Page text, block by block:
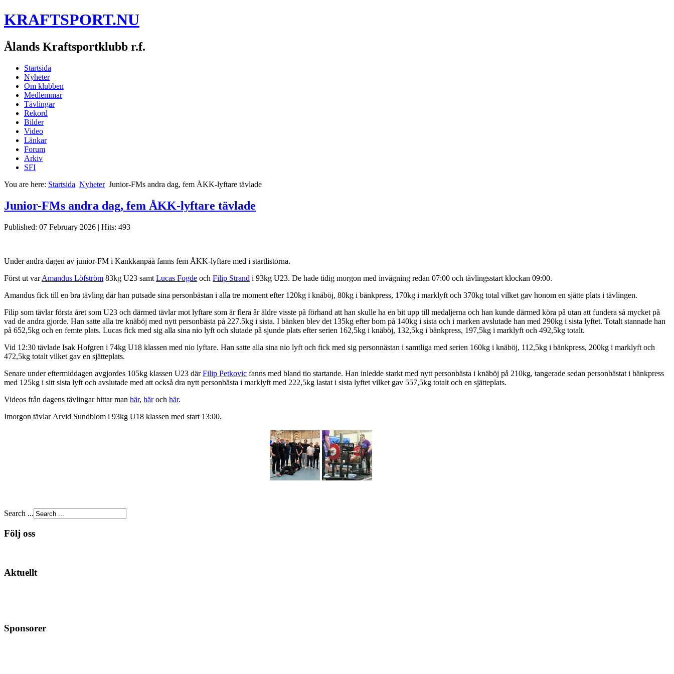
KRAFTSPORT.NU
Ålands Kraftsportklubb r.f.
Startsida
Nyheter
Om klubben
Medlemmar
Tävlingar
Rekord
Bilder
Video
Länkar
Forum
Arkiv
SFI
You are here: Startsida Nyheter Junior-FMs andra dag, fem ÅKK-lyftare tävlade
Junior-FMs andra dag, fem ÅKK-lyftare tävlade
Published: 07 February 2026 | Hits: 493
Under andra dagen av junior-FM i Kankkanpää fanns fem ÅKK-lyftare med i startlistorna.
Först ut varAmandus Löfström 83kg U23 samt Lucas Fogde och Filip Strand i 93kg U23. De hade tidig morgon med invägning redan 07:00 och tävlingsstart klockan 09:00.
Amandus fick till en bra tävling där han putsade sina personbästan i alla tre moment efter 120kg i knäböj, 80kg i bänkpress, 170kg i marklyft och 370kg total vilket gav honom en sjätte plats i tävlingen.
Filip som tävlar första året som U23 och därmed tävlar mot lyftare som är flera år äldre visste på förhand att han skulle ha en bit upp till medaljerna och han kunde därmed köra på utan att fundera så mycket på
vad de andra gjorde. Han satte alla tre knäböj med nytt personbästa på 227.5kg i sista. I bänken blev det 135kg efter bom på 140kg i sista och i marken avslutade han med 290kg i sista lyftet. Totalt stannade han
på 652,5kg och en femte plats. Lucas fick med sig alla sina nio lyft och slutade på sjunde plats efter serien 162,5kg i knäböj, 132,5kg i bänkpress, 197,5kg i marklyft och 492,5kg totalt.
Vid 12:30 tävlade Isak Hofgren i 74kg U18 klassen med nio lyftare. Han satte alla sina nio lyft och fick med sig personnästan i samtliga med serien 160kg i knäböj, 112,5kg i bänkpress, 200kg i marklyft och
472,5kg totalt vilket gav en sjätteplats.
Senare under eftermiddagen avgjordes 105kg klassen U23 därFilip Petkovic fanns med bland tio startande. Han inledde starkt med nytt personbästa i knäböj på 210kg, tangerade sedan personbästat i bänkpress
med 125kg i sitt sista lyft och avslutade med att också dra nytt personbästa i marklyft med 222,5kg lastat i sista lyftet vilket gav 557,5kg totalt och en sjätteplats.
Videos från dagens tävlingar hittar man här, häroch här.
Imorgon tävlar Arvid Sundblom i 93kg U18 klassen med start 13:00.
Search ...
Följ oss
Aktuellt
Sponsorer